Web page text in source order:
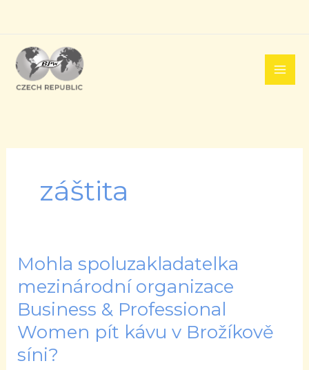
obsah
záštita
Mohla spoluzakladatelka
mezinárodní organizace
Business & Professional
Women pít kávu v Brožíkově
síni?
Mohla
spoluzakladatelka
mezinárodní
organizace
Business
&